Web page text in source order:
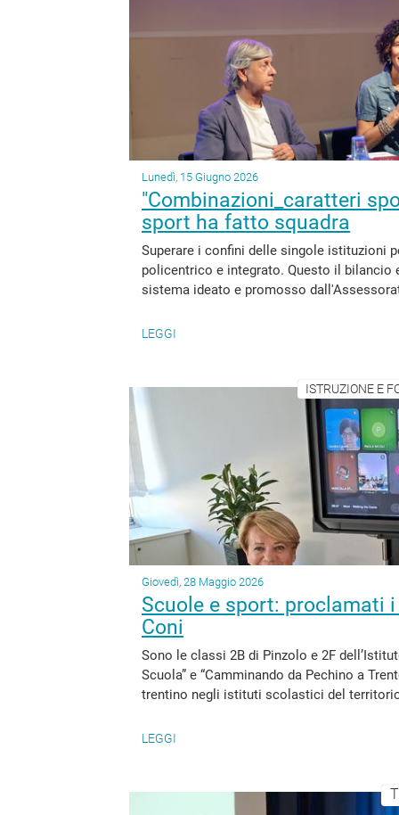
Lunedì, 15 Giugno 2026
"Combinazioni_caratteri
sport ha fatto squadra
Superare i confini delle singole istituzioni
policentrico e integrato. Questo il bilancio
sistema ideato e promosso
LEGGI
ISTRUZIONE E
Giovedì, 28 Maggio 2026
Scuole e sport: proclamati
Coni
Sono le classi 2B di Pinzolo e 2F
Scuola” e “Camminando da Pechino a
trentino negli istituti scolastici del
LEGGI